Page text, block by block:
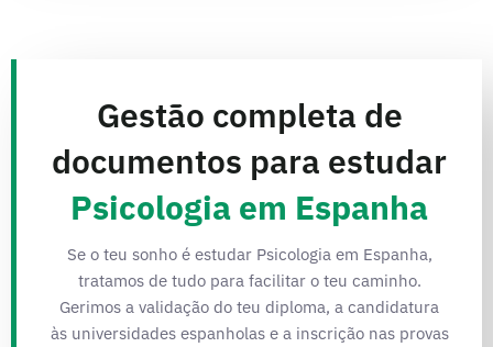
Gestão completa de
documentos para estudar
Psicologia em Espanha
Se o teu sonho é estudar Psicologia em Espanha,
tratamos de tudo para facilitar o teu caminho.
Gerimos a validação do teu diploma, a candidatura
às universidades espanholas e a inscrição nas provas